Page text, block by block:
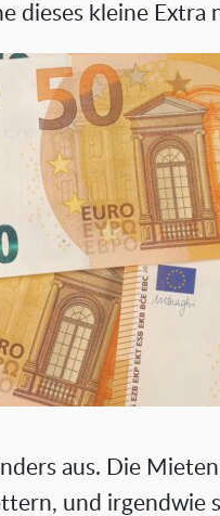
o
dieses kleine
aus. Die
und irgendwie